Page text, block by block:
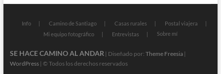
Info Camino de Santiago Casas rurales
Postal viajera
Mi equipo fotográfico
Entrevistas Sobre mí
SE HACE CAMINO AL ANDAR| Diseñado por: Theme Freesia|
WordPress| © Todos los derechos reservados